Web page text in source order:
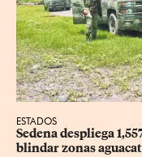
ESTADOS
Sedena despliega
blindar zonas